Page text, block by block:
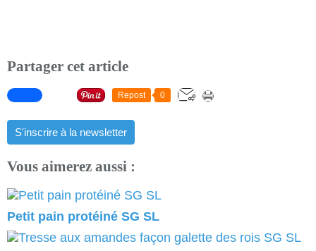
Partager cet article
Repost 0
S'inscrire à la newsletter
Vous aimerez aussi :
Petit pain protéiné SG SL